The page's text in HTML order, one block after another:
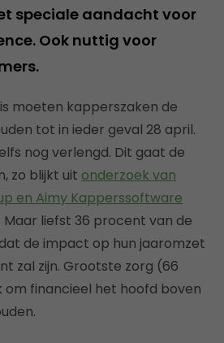
speciale aandacht voor
Ook nuttig voor
moeten kapperszaken de
tot in ieder geval 28 april.
nog verlengd. Dit gaat de
zo blijkt uit onderzoek van
en Aimy Kapperssoftware
liefst 36 procent van de
de impact op hun jaaromzet
zal zijn. Grootste zorg (66
financieel het hoofd boven